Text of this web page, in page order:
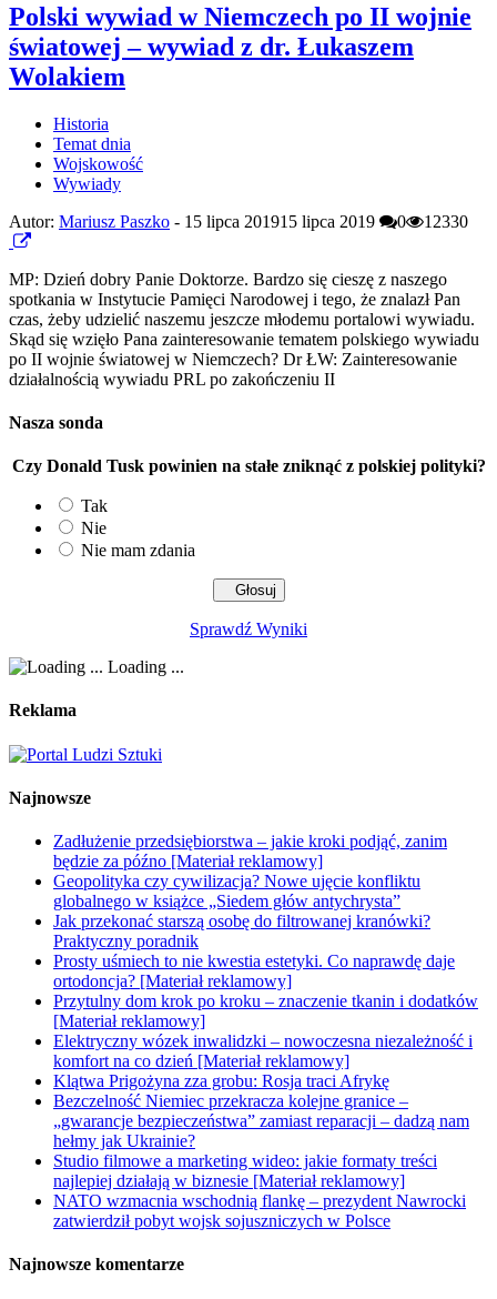
Polski wywiad w Niemczech po II wojnie
światowej – wywiad z dr. Łukaszem
Wolakiem
Historia
Temat dnia
Wojskowość
Wywiady
Autor: Mariusz Paszko - 15 lipca 201915 lipca 2019 0 12330
MP: Dzień dobry Panie Doktorze. Bardzo się cieszę z naszego
spotkania w Instytucie Pamięci Narodowej i tego, że znalazł Pan
czas, żeby udzielić naszemu jeszcze młodemu portalowi wywiadu.
Skąd się wzięło Pana zainteresowanie tematem polskiego wywiadu
po II wojnie światowej w Niemczech? Dr ŁW: Zainteresowanie
działalnością wywiadu PRL po zakończeniu II
Nasza sonda
Czy Donald Tusk powinien na stałe zniknąć z polskiej polityki?
Tak
Nie
Nie mam zdania
Sprawdź Wyniki
Loading ...
Reklama
Najnowsze
Zadłużenie przedsiębiorstwa – jakie kroki podjąć, zanim
będzie za późno [Materiał reklamowy]
Geopolityka czy cywilizacja? Nowe ujęcie konfliktu
globalnego w książce „Siedem głów antychrysta”
Jak przekonać starszą osobę do filtrowanej kranówki?
Praktyczny poradnik
Prosty uśmiech to nie kwestia estetyki. Co naprawdę daje
ortodoncja? [Materiał reklamowy]
Przytulny dom krok po kroku – znaczenie tkanin i dodatków
[Materiał reklamowy]
Elektryczny wózek inwalidzki – nowoczesna niezależność i
komfort na co dzień [Materiał reklamowy]
Klątwa Prigożyna zza grobu: Rosja traci Afrykę
Bezczelność Niemiec przekracza kolejne granice –
„gwarancje bezpieczeństwa” zamiast reparacji – dadzą nam
hełmy jak Ukrainie?
Studio filmowe a marketing wideo: jakie formaty treści
najlepiej działają w biznesie [Materiał reklamowy]
NATO wzmacnia wschodnią flankę – prezydent Nawrocki
zatwierdził pobyt wojsk sojuszniczych w Polsce
Najnowsze komentarze